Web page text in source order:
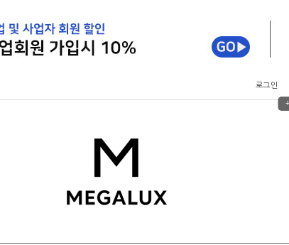
로그인